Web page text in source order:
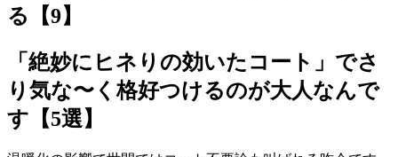
る【9】
「絶妙にヒネりの効いたコート」でさ
り気な〜く格好つけるのが大人なんで
す【5選】